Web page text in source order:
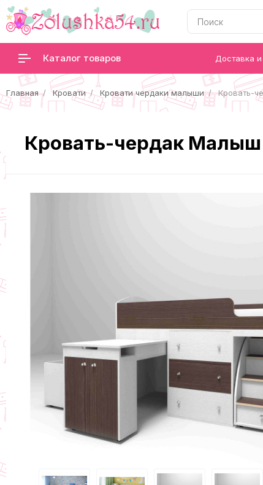
Каталог товаров Доставка и
Главная Кровати Кровати чердаки малыши Кровать-
Кровать-чердак